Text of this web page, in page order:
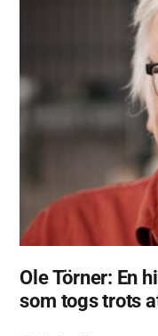
Ole Törner: En
som togs trots